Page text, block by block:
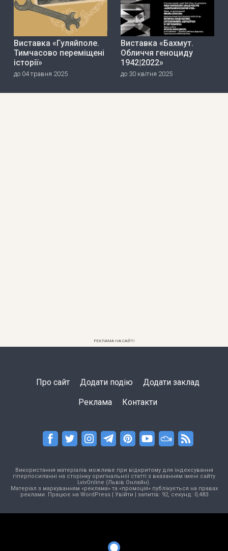
Виставка «Гуляйполе.
Тимчасово переміщені
історії»
до 04 травня 2025
Виставка «Бахмут.
Обличчя геноциду
1942|2022»
до 30 квітня 2025
РЕКЛАМА НА САЙТІ
Про сайт Додати подію Додати заклад
Реклама Контакти
Використання матеріалів можливе при відкритому для індексування
гіперпосиланні на сторінку оригінальної статті з вказанням імені сайту
LvivOnline (Львів Онлайн).
Матеріал з маркуванням «реклама» та «промоція» публікується на правах
реклами. Працює на WordPress| Увійти | запитів: 92, секунд: 0,483